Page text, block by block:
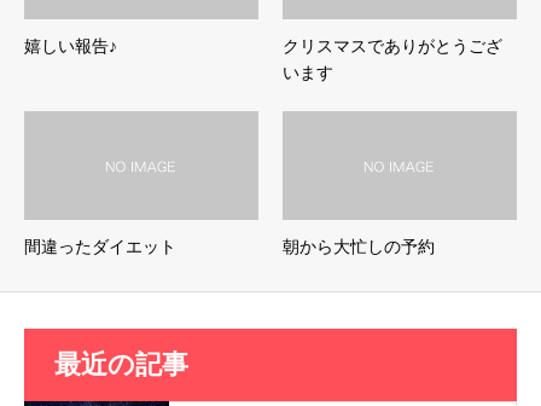
嬉しい報告♪
クリスマスでありがとうござ
います
間違ったダイエット 朝から大忙しの予約
最近の記事